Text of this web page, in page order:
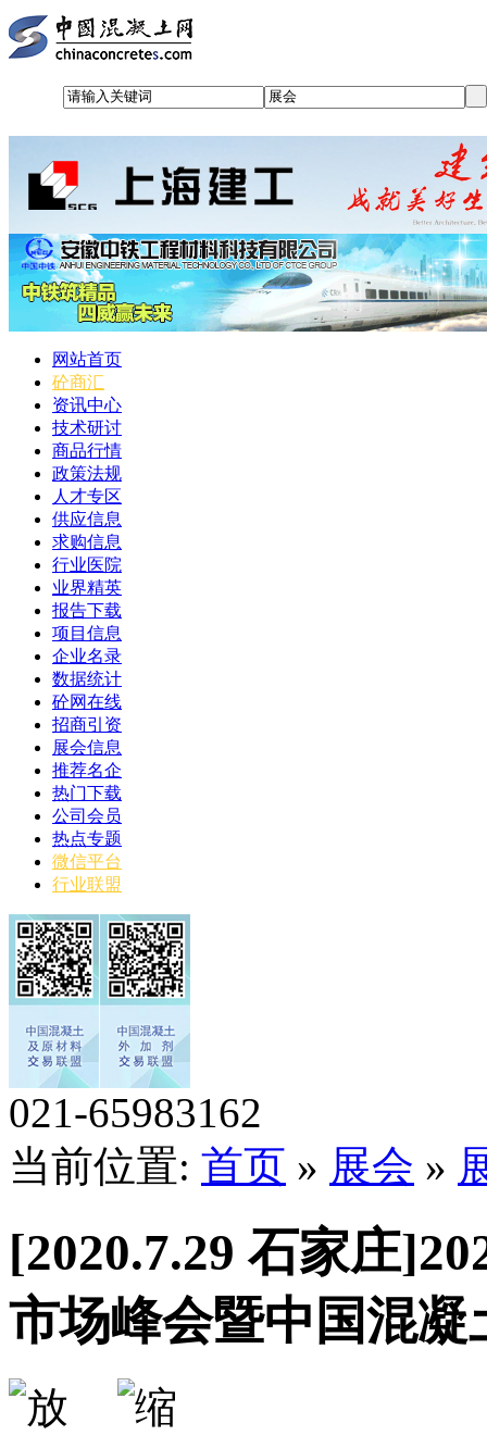
网站首页
砼商汇
资讯中心
技术研讨
商品行情
政策法规
人才专区
供应信息
求购信息
行业医院
业界精英
报告下载
项目信息
企业名录
数据统计
砼网在线
招商引资
展会信息
推荐名企
热门下载
公司会员
热点专题
微信平台
行业联盟
021-65983162
当前位置: 首页 » 展会 »
[2020.7.29 石家庄
市场峰会暨中国混凝